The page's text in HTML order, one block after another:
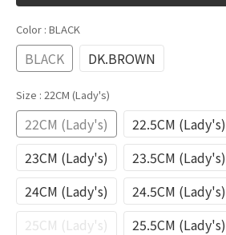
Color : BLACK
BLACK DK.BROWN
Size : 22CM (Lady's)
22CM (Lady's)
22.5CM (Lady's)
23CM (Lady's)
23.5CM (Lady's)
24CM (Lady's)
24.5CM (Lady's)
25CM (Lady's)
25.5CM (Lady's)